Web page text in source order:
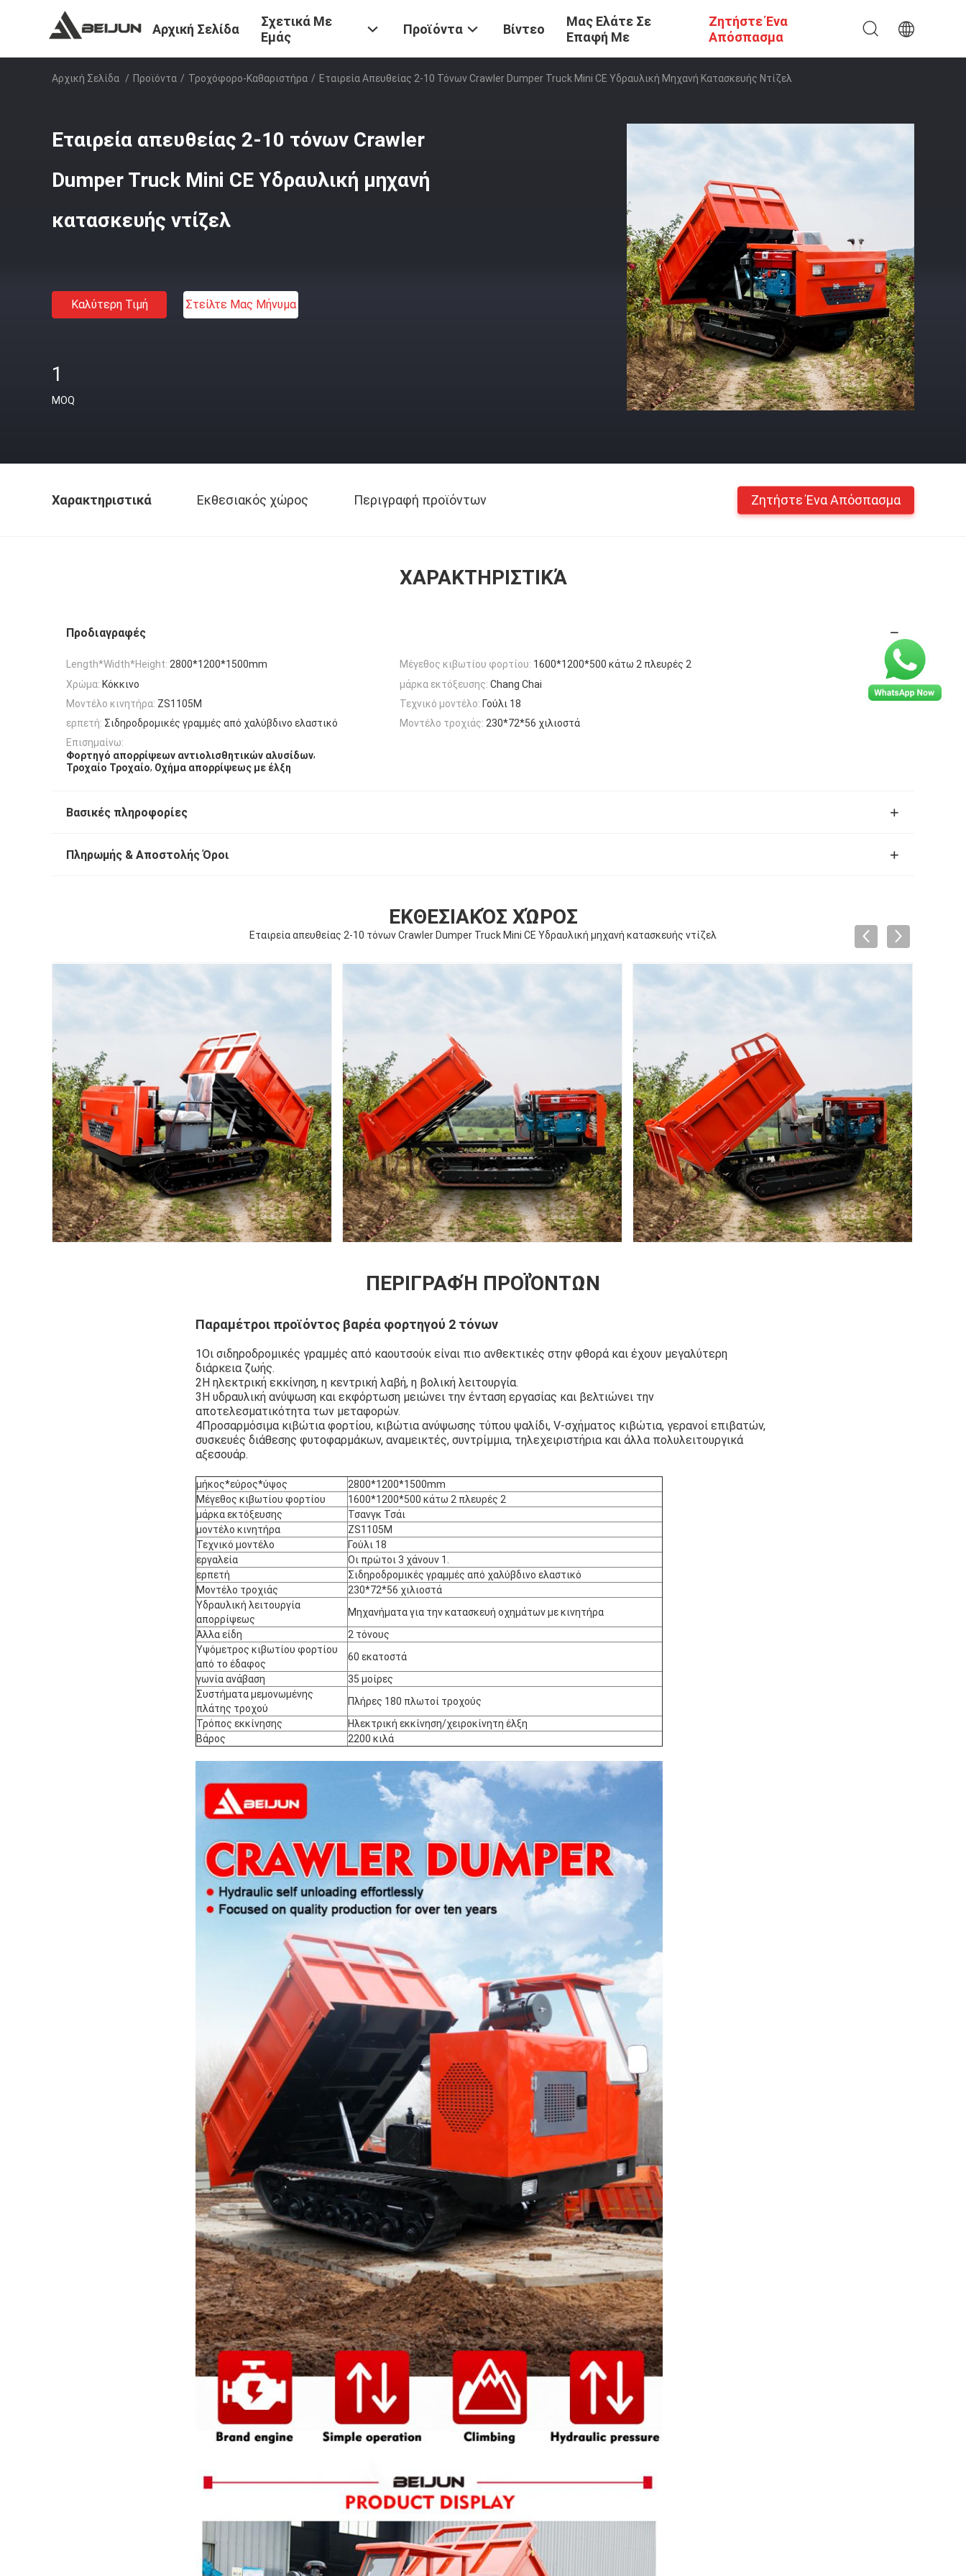
ΥΠΟΒΟΛΉ
Αρχική Σελίδα
Σχετικά Με
Εμάς
Προϊόντα Βίντεο
Μας Ελάτε Σε
Επαφή Με
Ζητήστε Ένα
Απόσπασμα
Αρχική Σελίδα / Προϊόντα / Τροχόφορο-Καθαριστήρα / Εταιρεία Απευθείας 2-10 Τόνων Crawler Dumper Truck Mini CE Υδραυλική Μηχανή Κατασκευής Ντίζελ
Εταιρεία απευθείας 2-10 τόνων Crawler
Dumper Truck Mini CE Υδραυλική μηχανή
κατασκευής ντίζελ
Καλύτερη Τιμή Στείλτε Μας Μήνυμα
1
MOQ
Χαρακτηριστικά Εκθεσιακός χώρος Περιγραφή προϊόντων Ζητήστε Ένα Απόσπασμα
ΧΑΡΑΚΤΗΡΙΣΤΙΚΆ
Προδιαγραφές
Length*Width*Height: 2800*1200*1500mm Μέγεθος κιβωτίου φορτίου: 1600*1200*500 κάτω 2 πλευρές 2
Χρώμα: Κόκκινο μάρκα εκτόξευσης: Chang Chai
Μοντέλο κινητήρα: ZS1105M Τεχνικό μοντέλο: Γούλι 18
ερπετή: Σιδηροδρομικές γραμμές από χαλύβδινο ελαστικό Μοντέλο τροχιάς: 230*72*56 χιλιοστά
Επισημαίνω:
Φορτηγό απορρίψεων αντιολισθητικών αλυσίδων,
Τροχαίο Τροχαίο, Οχήμα απορρίψεως με έλξη
Βασικές πληροφορίες
Πληρωμής & Αποστολής Όροι
ΕΚΘΕΣΙΑΚΌΣ ΧΏΡΟΣ
Εταιρεία απευθείας 2-10 τόνων Crawler Dumper Truck Mini CE Υδραυλική μηχανή κατασκευής ντίζελ
ΠΕΡΙΓΡΑΦΉ ΠΡΟΪΌΝΤΩΝ
Παραμέτροι προϊόντος βαρέα φορτηγού 2 τόνων
1Οι σιδηροδρομικές γραμμές από καουτσούκ είναι πιο ανθεκτικές στην φθορά και έχουν μεγαλύτερη
διάρκεια ζωής.
2Η ηλεκτρική εκκίνηση, η κεντρική λαβή, η βολική λειτουργία.
3Η υδραυλική ανύψωση και εκφόρτωση μειώνει την ένταση εργασίας και βελτιώνει την
αποτελεσματικότητα των μεταφορών.
4Προσαρμόσιμα κιβώτια φορτίου, κιβώτια ανύψωσης τύπου ψαλίδι, V-σχήματος κιβώτια, γερανοί επιβατών,
συσκευές διάθεσης φυτοφαρμάκων, αναμεικτές, συντρίμμια, τηλεχειριστήρια και άλλα πολυλειτουργικά
αξεσουάρ.
μήκος*εύρος*ύψος
2800*1200*1500mm
Μέγεθος κιβωτίου φορτίου
1600*1200*500 κάτω 2 πλευρές 2
μάρκα εκτόξευσης
Τσανγκ Τσάι
μοντέλο κινητήρα
ZS1105M
Τεχνικό μοντέλο
Γούλι 18
εργαλεία
Οι πρώτοι 3 χάνουν 1.
ερπετή
Σιδηροδρομικές γραμμές από χαλύβδινο ελαστικό
Μοντέλο τροχιάς
230*72*56 χιλιοστά
Υδραυλική λειτουργία
απορρίψεως
Μηχανήματα για την κατασκευή οχημάτων με κινητήρα
Άλλα είδη
2 τόνους
Υψόμετρος κιβωτίου φορτίου
από το έδαφος
60 εκατοστά
γωνία ανάβαση
35 μοίρες
Συστήματα μεμονωμένης
πλάτης τροχού
Πλήρες 180 πλωτοί τροχούς
Τρόπος εκκίνησης
Ηλεκτρική εκκίνηση/χειροκίνητη έλξη
Βάρος
2200 κιλά